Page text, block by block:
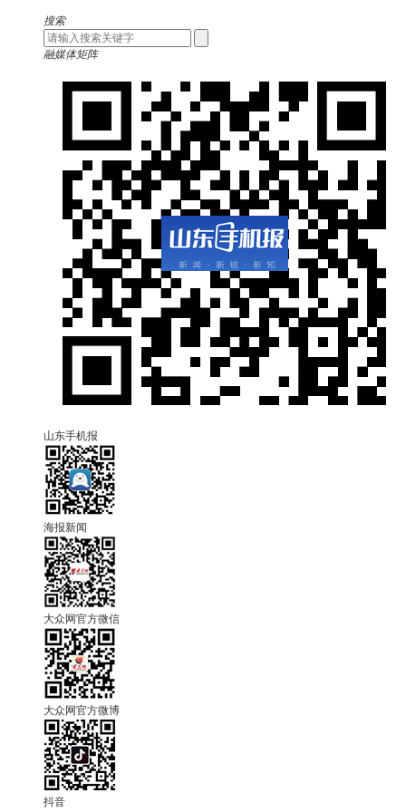
搜索
融媒体矩阵
山东手机报
海报新闻
大众网官方微信
大众网官方微博
抖音